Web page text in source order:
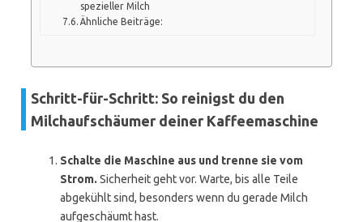
spezieller Milch
Ähnliche Beiträge:
Schritt-für-Schritt: So reinigst du den
Milchaufschäumer deiner Kaffeemaschine
Schalte die Maschine aus und trenne sie vom
Strom. Sicherheit geht vor. Warte, bis alle Teile
abgekühlt sind, besonders wenn du gerade Milch
aufgeschäumt hast.